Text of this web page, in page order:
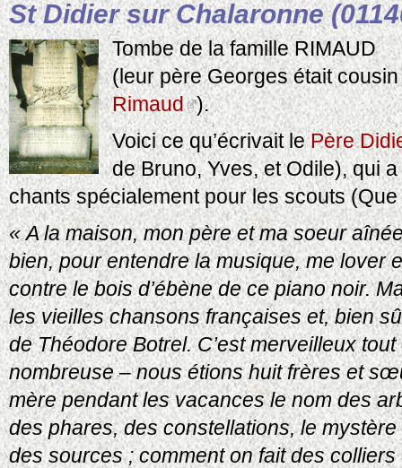
St Didier sur Chalaronne
Tombe de la famille RIMAUD
(leur père Georges était
Rimaud ).
Voici ce qu’écrivait lePère
de Bruno, Yves, et Odile), qui
chants spécialement pour les scouts
« A la maison, mon père et ma soeur
bien, pour entendre la musique, me lover
contre le bois d’ébène de ce piano noir.
les vieilles chansons françaises et, bien
de Théodore Botrel. C’est merveilleux tout
nombreuse – nous étions huit frères et
mère pendant les vacances le nom des
des phares, des constellations, le
des sources ; comment on fait des